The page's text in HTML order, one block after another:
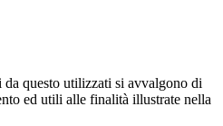
questo utilizzati si avvalgono di
ed utili alle finalità illustrate nella